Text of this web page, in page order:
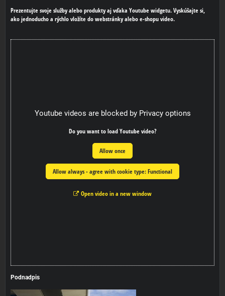
Prezentujte svoje služby alebo produkty aj vďaka Youtube widgetu. Vyskúšajte si,
ako jednoducho a rýchlo vložíte do webstránky alebo e-shopu video.
Youtube videos are blocked by Privacy options
Do you want to load Youtube video?
Allow once
Allow always - agree with cookie type: Functional
Open video in a new window
Podnadpis